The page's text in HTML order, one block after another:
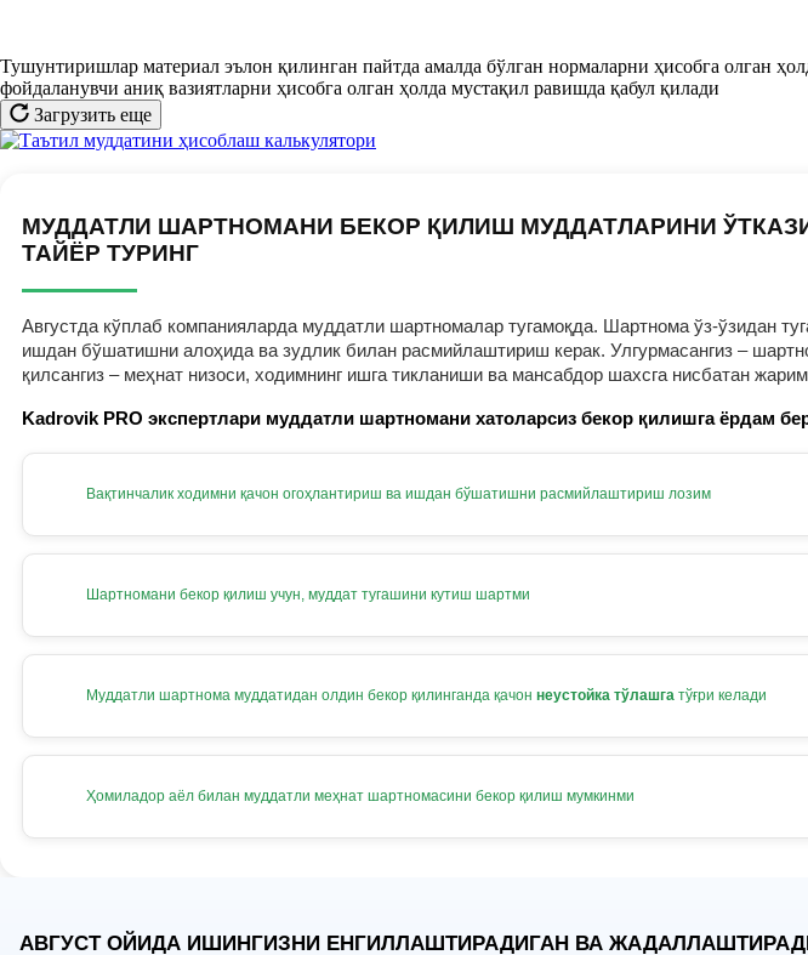
Тушунтиришлар материал эълон қилинган пайтда амалда бўлган нормаларни ҳисобга олган
фойдаланувчи аниқ вазиятларни ҳисобга олган ҳолда мустақил равишда қабул қилади
Загрузить еще
МУДДАТЛИ ШАРТНОМАНИ БЕКОР ҚИЛИШ МУДДАТЛАРИНИ
ТАЙЁР ТУРИНГ
Августда кўплаб компанияларда муддатли шартномалар тугамоқда. Шартнома ўз-ўзидан
ишдан бўшатишни алоҳида ва зудлик билан расмийлаштириш керак. Улгурмасангиз –
қилсангиз – меҳнат низоси, ходимнинг ишга тикланиши ва мансабдор шахсга нисбатан
Kadrovik PRO экспертлари муддатли шартномани хатоларсиз бекор қилишга ёрдам
Вақтинчалик ходимни қачон огоҳлантириш ва ишдан бўшатишни расмийлаштириш лозим
Шартномани бекор қилиш учун, муддат тугашини кутиш шартми
Муддатли шартнома муддатидан олдин бекор қилинганда қачон неустойка тўлашга тўғри келади
Ҳомиладор аёл билан муддатли меҳнат шартномасини бекор қилиш мумкинми
АВГУСТ ОЙИДА ИШИНГИЗНИ ЕНГИЛЛАШТИРАДИГАН ВА